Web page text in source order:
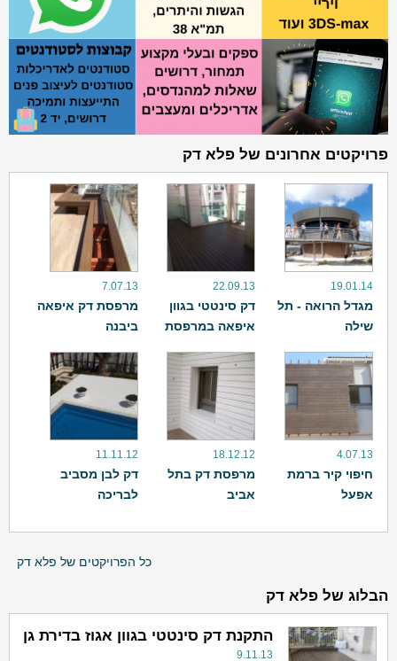
פרויקטים אחרונים של פלא דק
19.01.14
מגדל הרואה - תל
שילה
22.09.13
דק סינטטי בגוון
איפאה במרפסת
7.07.13
מרפסת דק איפאה
ביבנה
4.07.13
חיפוי קיר ברמת
אפעל
18.12.12
מרפסת דק בתל
אביב
11.11.12
דק לבן מסביב
לבריכה
כל הפרויקטים של פלא דק
הבלוג של פלא דק
התקנת דק סינטטי בגוון אגוז בדירת גן
9.11.13